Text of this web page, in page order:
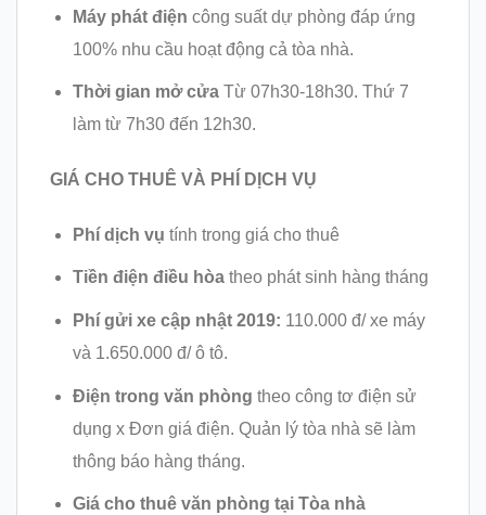
Máy phát điện công suất dự phòng đáp ứng
100% nhu cầu hoạt động cả tòa nhà.
Thời gian mở cửa Từ 07h30-18h30. Thứ 7
làm từ 7h30 đến 12h30.
GIÁ CHO THUÊ VÀ PHÍ DỊCH VỤ
Phí dịch vụ tính trong giá cho thuê
Tiền điện điều hòa theo phát sinh hàng tháng
Phí gửi xe cập nhật 2019: 110.000 đ/ xe máy
và 1.650.000 đ/ ô tô.
Điện trong văn phòng theo công tơ điện sử
dụng x Đơn giá điện. Quản lý tòa nhà sẽ làm
thông báo hàng tháng.
Giá cho thuê văn phòng tại Tòa nhà